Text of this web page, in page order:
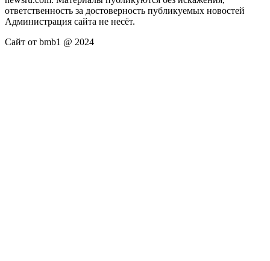
ответственность за достоверность публикуемых новостей
Администрация сайта не несёт.
Сайт от bmb1 @ 2024